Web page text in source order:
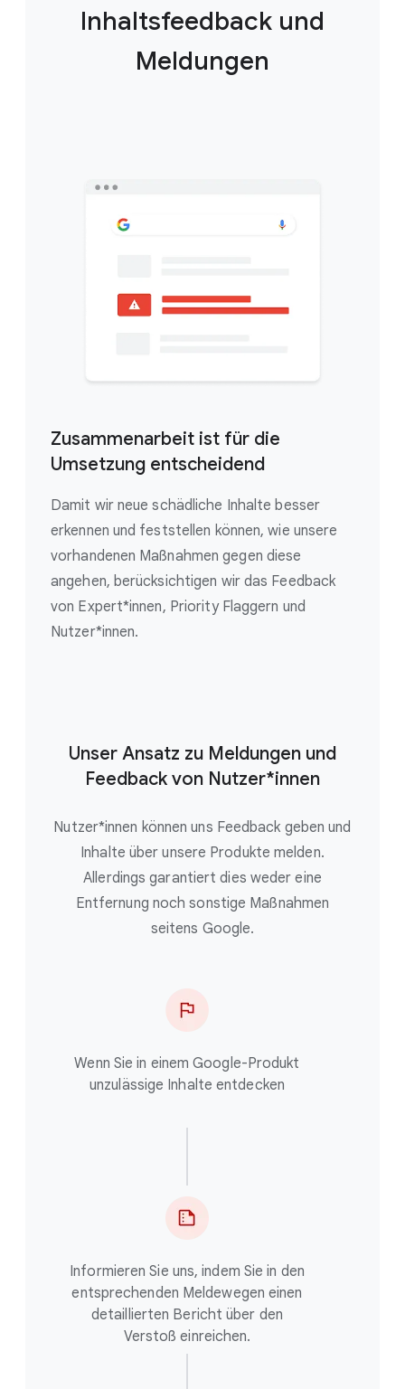
Inhaltsfeedback und
Meldungen
Zusammenarbeit ist für die
Umsetzung entscheidend
Damit wir neue schädliche Inhalte besser
erkennen und feststellen können, wie unsere
vorhandenen Maßnahmen gegen diese
angehen, berücksichtigen wir das Feedback
von Expert*innen, Priority Flaggern und
Nutzer*innen.
Unser Ansatz zu Meldungen und
Feedback von Nutzer*innen
Nutzer*innen können uns Feedback geben und
Inhalte über unsere Produkte melden.
Allerdings garantiert dies weder eine
Entfernung noch sonstige Maßnahmen
seitens Google.
Wenn Sie in einem Google-Produkt
unzulässige Inhalte entdecken
Informieren Sie uns, indem Sie in den
entsprechenden Meldewegen einen
detaillierten Bericht über den
Verstoß einreichen.